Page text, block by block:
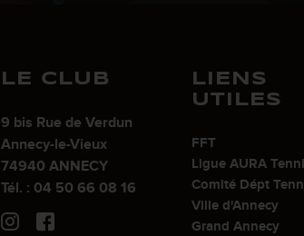
LE CLUB
9 bis Rue de Verdun
Annecy-le-Vieux
74940 ANNECY
Tél. : 04 50 66 08 16
LIENS
UTILES
FFT
Ligue AURA
Comité Dépt
Ville d'Annecy
Grand Annecy